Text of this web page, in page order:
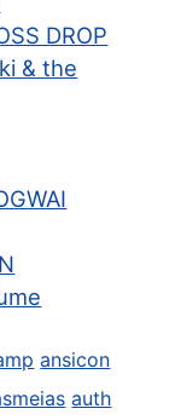
DROP
& the
ansicon
auth